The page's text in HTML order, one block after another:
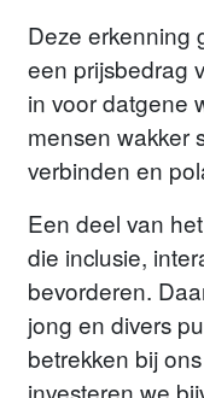
Deze erkenning
een prijsbedrag
in voor datgene
mensen wakker
verbinden en
Een deel van
die inclusie,
bevorderen.
jong en divers
betrekken bij
investeren we